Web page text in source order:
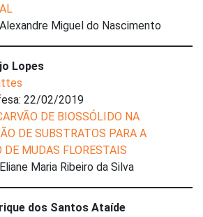
Miguel do Nascimento
Lopes
22/02/2019
DE BIOSSÓLIDO NA
DE SUBSTRATOS PARA A
DE MUDAS FLORESTAIS
Maria Ribeiro da Silva
dos Santos Ataíde